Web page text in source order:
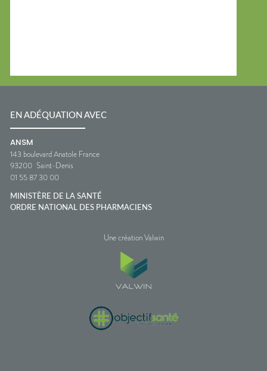
EN ADÉQUATION AVEC
ANSM
143 boulevard Anatole France
93200 Saint-Denis
01 55 87 30 00
MINISTÈRE DE LA SANTÉ
ORDRE NATIONAL DES PHARMACIENS
Une création Valwin